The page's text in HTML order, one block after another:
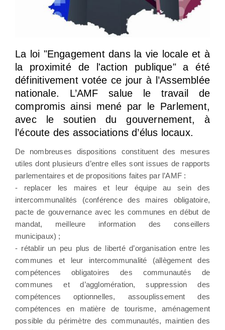
La loi "Engagement dans la vie locale et à
la proximité de l'action publique" a été
définitivement votée ce jour à l’Assemblée
nationale. L’AMF salue le travail de
compromis ainsi mené par le Parlement,
avec le soutien du gouvernement, à
l’écoute des associations d’élus locaux.
De nombreuses dispositions constituent des mesures
utiles dont plusieurs d’entre elles sont issues de rapports
parlementaires et de propositions faites par l’AMF :
- replacer les maires et leur équipe au sein des
intercommunalités (conférence des maires obligatoire,
pacte de gouvernance avec les communes en début de
mandat, meilleure information des conseillers
municipaux) ;
- rétablir un peu plus de liberté d’organisation entre les
communes et leur intercommunalité (allègement des
compétences obligatoires des communautés de
communes et d’agglomération, suppression des
compétences optionnelles, assouplissement des
compétences en matière de tourisme, aménagement
possible du périmètre des communautés, maintien des